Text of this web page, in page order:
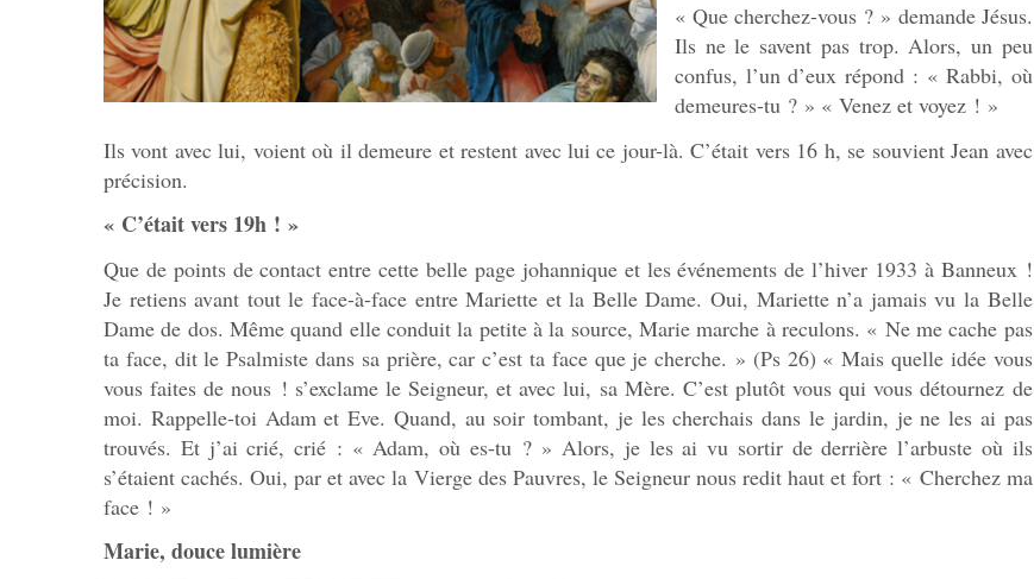
« Que cherchez-vous ? » demande Jésus.
Ils ne le savent pas trop. Alors, un peu
confus, l’un d’eux répond : « Rabbi, où
demeures-tu ? » « Venez et voyez ! »
Ils vont avec lui, voient où il demeure et restent avec lui ce jour-là. C’était vers 16 h, se souvient Jean avec
précision.
« C’était vers 19h ! »
Que de points de contact entre cette belle page johannique et les événements de l’hiver 1933 à Banneux !
Je retiens avant tout le face-à-face entre Mariette et la Belle Dame. Oui, Mariette n’a jamais vu la Belle
Dame de dos. Même quand elle conduit la petite à la source, Marie marche à reculons. « Ne me cache pas
ta face, dit le Psalmiste dans sa prière, car c’est ta face que je cherche. » (Ps 26) « Mais quelle idée vous
vous faites de nous ! s’exclame le Seigneur, et avec lui, sa Mère. C’est plutôt vous qui vous détournez de
moi. Rappelle-toi Adam et Eve. Quand, au soir tombant, je les cherchais dans le jardin, je ne les ai pas
trouvés. Et j’ai crié, crié : « Adam, où es-tu ? » Alors, je les ai vu sortir de derrière l’arbuste où ils
s’étaient cachés. Oui, par et avec la Vierge des Pauvres, le Seigneur nous redit haut et fort : « Cherchez ma
face ! »
Marie, douce lumière